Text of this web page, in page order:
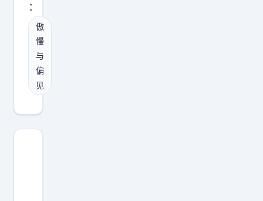
傲
慢
与
偏
见
」
，
都
：
傲
慢
与
偏
见